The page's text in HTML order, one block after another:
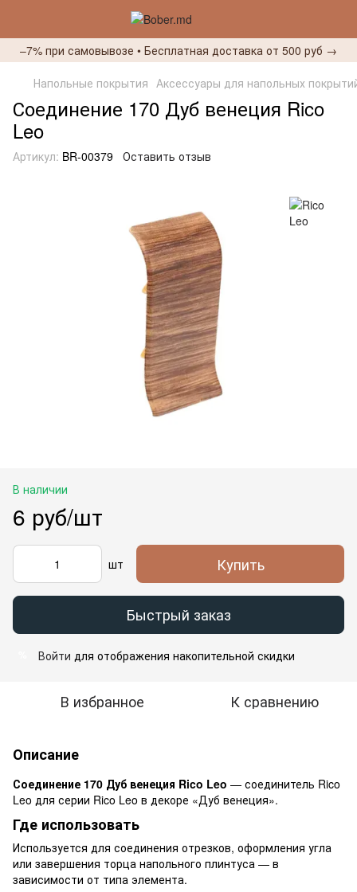
–7% при самовывозе • Бесплатная доставка от 500 руб →
Напольные покрытия Аксессуары для напольных
Соединение 170 Дуб венеция Rico
Leo
Артикул: BR-00379 Оставить отзыв
В наличии
6 руб/шт
шт Купить
Быстрый заказ
Войти для отображения накопительной скидки
В избранное К сравнению
Описание
Соединение 170 Дуб венеция Rico Leo — соединитель Rico
Leo для серии Rico Leo в декоре «Дуб венеция».
Где использовать
Используется для соединения отрезков, оформления угла
или завершения торца напольного плинтуса — в
зависимости от типа элемента.